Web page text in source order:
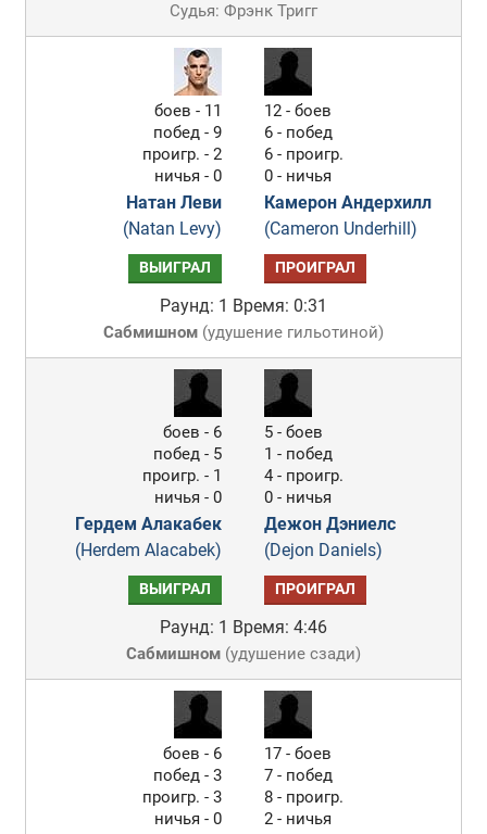
Судья: Фрэнк Тригг
боев - 11
побед - 9
проигр. - 2
ничья - 0
Натан Леви
(Natan Levy)
12 - боев
6 - побед
6 - проигр.
0 - ничья
Камерон Андерхилл
(Cameron Underhill)
ВЫИГРАЛ ПРОИГРАЛ
Раунд: 1 Время: 0:31
Сабмишном(удушение гильотиной)
боев - 6
побед - 5
проигр. - 1
ничья - 0
Гердем Алакабек
(Herdem Alacabek)
5 - боев
1 - побед
4 - проигр.
0 - ничья
Дежон Дэниелс
(Dejon Daniels)
ВЫИГРАЛ ПРОИГРАЛ
Раунд: 1 Время: 4:46
Сабмишном(удушение сзади)
боев - 6
побед - 3
проигр. - 3
ничья - 0
17 - боев
7 - побед
8 - проигр.
2 - ничья